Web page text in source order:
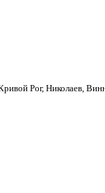
Рог, Николаев,